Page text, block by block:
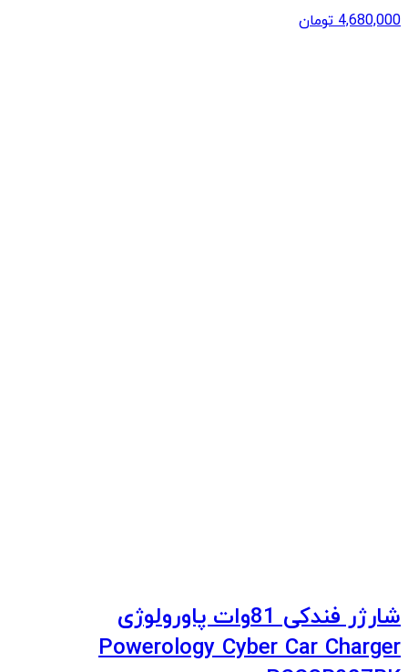
4,680,000 تومان
شارژر فندکی 81وات پاورولوژی
Powerology Cyber Car Charger